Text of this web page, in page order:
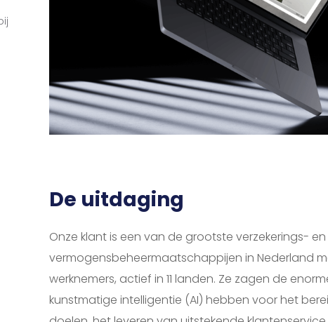
De uitdaging
Onze klant is een van de grootste verzekerings- en
vermogensbeheermaatschappijen in Nederland
werknemers, actief in 11 landen. Ze zagen de
kunstmatige intelligentie (AI) hebben voor het